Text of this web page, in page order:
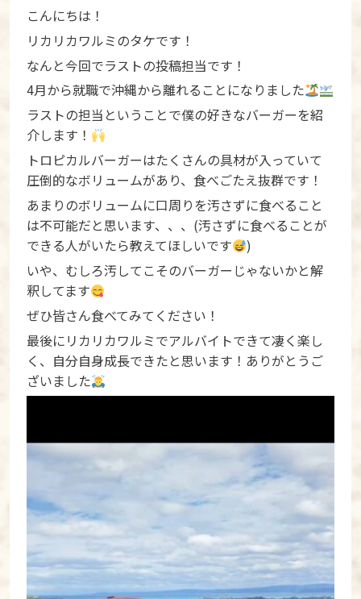
こんにちは！
リカリカワルミのタケです！
なんと今回でラストの投稿担当です！
4月から就職で沖縄から離れることになりました
ラストの担当ということで僕の好きなバーガーを紹
介します！
トロピカルバーガーはたくさんの具材が入っていて
圧倒的なボリュームがあり、食べごたえ抜群です！
あまりのボリュームに口周りを汚さずに食べること
は不可能だと思います、、、(汚さずに食べることが
できる人がいたら教えてほしいです
)
いや、むしろ汚してこそのバーガーじゃないかと解
釈してます
ぜひ皆さん食べてみてください！
最後にリカリカワルミでアルバイトできて凄く楽し
く、自分自身成長できたと思います！ありがとうご
ざいました